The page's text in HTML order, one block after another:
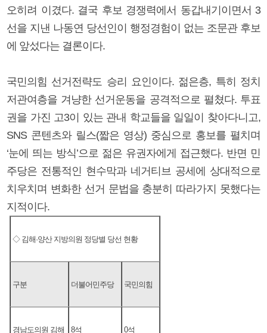
오히려 이겼다. 결국 후보 경쟁력에서 동갑내기이면서 3
선을 지낸 나동연 당선인이 행정경험이 없는 조문관 후보
에 앞섰다는 결론이다.
국민의힘 선거전략도 승리 요인이다. 젊은층, 특히 정치
저관여층을 겨냥한 선거운동을 공격적으로 펼쳤다. 투표
권을 가진 고3이 있는 관내 학교들을 일일이 찾아다니고,
SNS 콘텐츠와 릴스(짧은 영상) 중심으로 홍보를 펼치며
‘눈에 띄는 방식’으로 젊은 유권자에게 접근했다. 반면 민
주당은 전통적인 현수막과 네거티브 공세에 상대적으로
치우치며 변화한 선거 문법을 충분히 따라가지 못했다는
지적이다.
◇ 김해·양산 지방의원 정당별 당선 현황
구분 더불어민주당 국민의힘
경남도의원 김해 8석 0석